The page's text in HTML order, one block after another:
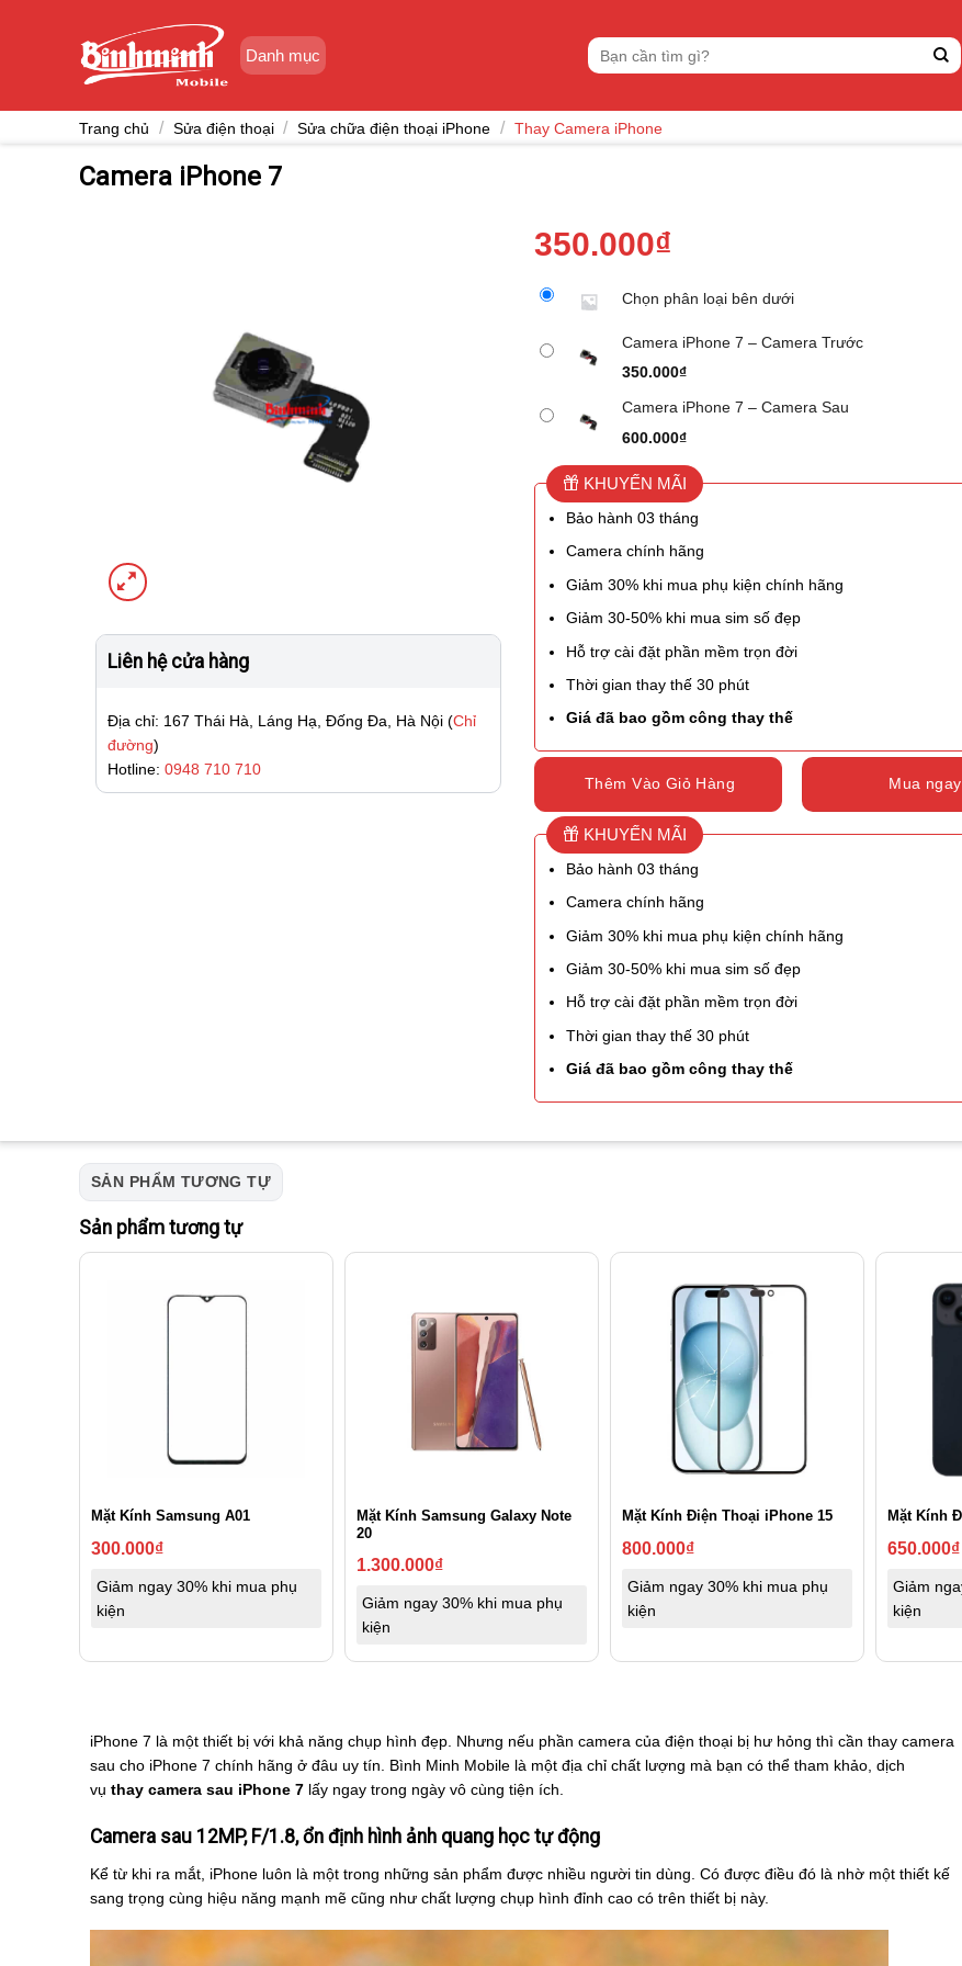
Danh mục
Tìm
kiếm:
Trang chủ / Sửa điện thoại / Sửa chữa điện thoại iPhone / Thay Camera iPhone
Camera iPhone 7
Liên hệ cửa hàng
Địa chỉ: 167 Thái Hà, Láng Hạ, Đống Đa, Hà Nội (Chỉ
đường)
Hotline: 0948 710 710
350.000₫
Chọn phân loại bên dưới
Camera iPhone 7 – Camera Trước
350.000₫
Camera iPhone 7 – Camera Sau
600.000₫
KHUYẾN MÃI
Bảo hành 03 tháng
Camera chính hãng
Giảm 30% khi mua phụ kiện chính hãng
Giảm 30-50% khi mua sim số đẹp
Hỗ trợ cài đặt phần mềm trọn đời
Thời gian thay thế 30 phút
Giá đã bao gồm công thay thế
Thêm Vào Giỏ Hàng Mua ngay
KHUYẾN MÃI
Bảo hành 03 tháng
Camera chính hãng
Giảm 30% khi mua phụ kiện chính hãng
Giảm 30-50% khi mua sim số đẹp
Hỗ trợ cài đặt phần mềm trọn đời
Thời gian thay thế 30 phút
Giá đã bao gồm công thay thế
SẢN PHẨM TƯƠNG TỰ
Sản phẩm tương tự
Mặt Kính Samsung A01
300.000₫
Giảm ngay 30% khi mua phụ
kiện
Mặt Kính Samsung Galaxy Note
20
1.300.000₫
Giảm ngay 30% khi mua phụ
kiện
Mặt Kính Điện Thoại iPhone 15
800.000₫
Giảm ngay 30% khi mua phụ
kiện
Mặt Kính
650.000₫
Giảm
kiện
iPhone 7 là một thiết bị với khả năng chụp hình đẹp. Nhưng nếu phần camera của điện thoại bị hư hỏng thì cần thay camera
sau cho iPhone 7 chính hãng ở đâu uy tín. Bình Minh Mobile là một địa chỉ chất lượng mà bạn có thể tham khảo, dịch
vụ thay camera sau iPhone 7lấy ngay trong ngày vô cùng tiện ích.
Camera sau 12MP, F/1.8, ổn định hình ảnh quang học tự động
Kể từ khi ra mắt, iPhone luôn là một trong những sản phẩm được nhiều người tin dùng. Có được điều đó là nhờ một thiết kế
sang trọng cùng hiệu năng mạnh mẽ cũng như chất lượng chụp hình đỉnh cao có trên thiết bị này.